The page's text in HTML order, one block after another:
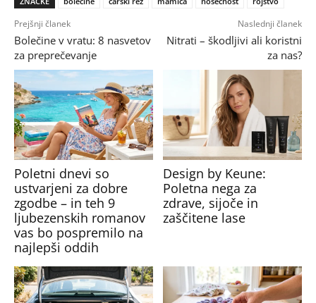
Prejšnji članek
Bolečine v vratu: 8 nasvetov
za preprečevanje
Naslednji članek
Nitrati – škodljivi ali koristni
za nas?
Poletni dnevi so
ustvarjeni za dobre
zgodbe – in teh 9
ljubezenskih romanov
vas bo pospremilo na
najlepši oddih
Design by Keune:
Poletna nega za
zdrave, sijoče in
zaščitene lase